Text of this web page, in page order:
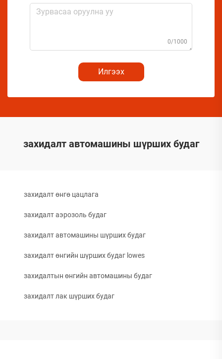
0/1000
Илгээх
захидалт автомашины шүрших будаг
захидалт өнгө цацлага
захидалт аэрозоль будаг
захидалт автомашины шүрших будаг
захидалт өнгийн шүрших будаг lowes
захидалтын өнгийн автомашины будаг
захидалт лак шүрших будаг